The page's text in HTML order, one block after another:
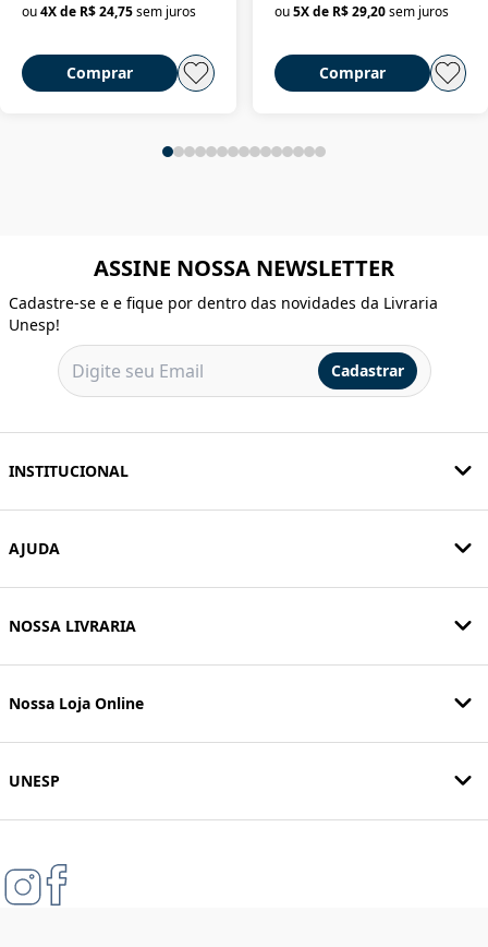
ou4X de R$ 24,75sem juros
Comprar
ou 5X de R$ 29,20 sem juros
Comprar
ASSINE NOSSA NEWSLETTER
Cadastre-se e e fique por dentro das novidades da Livraria
Unesp!
Cadastrar
INSTITUCIONAL
AJUDA
NOSSA LIVRARIA
Nossa Loja Online
UNESP